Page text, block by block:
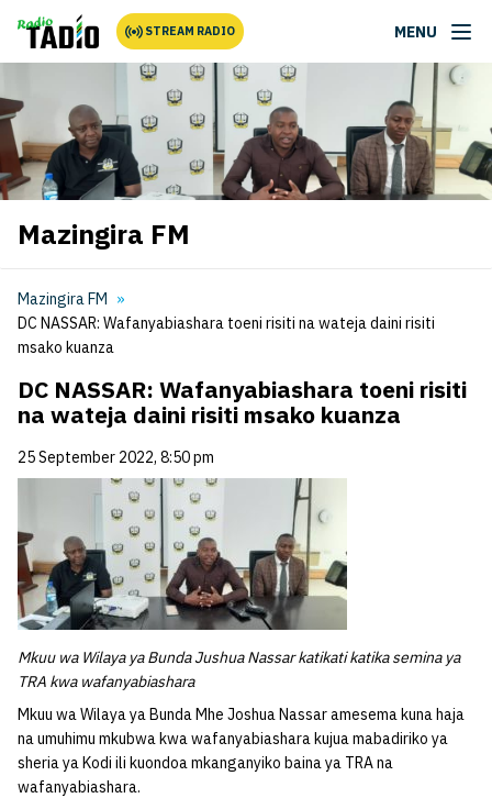
STREAM RADIO MENU
Mazingira FM
Mazingira FM
DC NASSAR: Wafanyabiashara toeni risiti na wateja daini risiti
msako kuanza
DC NASSAR: Wafanyabiashara toeni risiti
na wateja daini risiti msako kuanza
25 September 2022, 8:50 pm
Mkuu wa Wilaya ya Bunda Jushua Nassar katikati katika semina ya
TRA kwa wafanyabiashara
Mkuu wa Wilaya ya Bunda Mhe Joshua Nassar amesema kuna haja
na umuhimu mkubwa kwa wafanyabiashara kujua mabadiriko ya
sheria ya Kodi ili kuondoa mkanganyiko baina ya TRA na
wafanyabiashara.